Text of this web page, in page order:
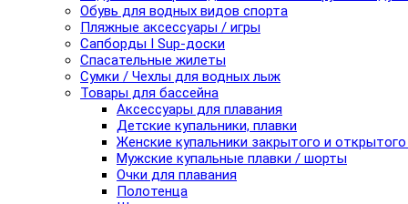
Обувь для водных видов спорта
Пляжные аксессуары / игры
Сапборды I Sup-доски
Спасательные жилеты
Сумки / Чехлы для водных лыж
Товары для бассейна
Аксессуары для плавания
Детские купальники, плавки
Женские купальники закрытого и
Мужские купальные плавки / шорты
Очки для плавания
Полотенца